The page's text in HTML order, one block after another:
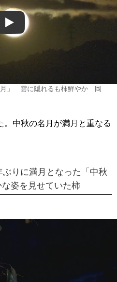
Play
月」 雲に隠れるも柿鮮やか 岡
中秋の名月が満月と重なる
ぶりに満月となった「中秋
姿を見せていた柿